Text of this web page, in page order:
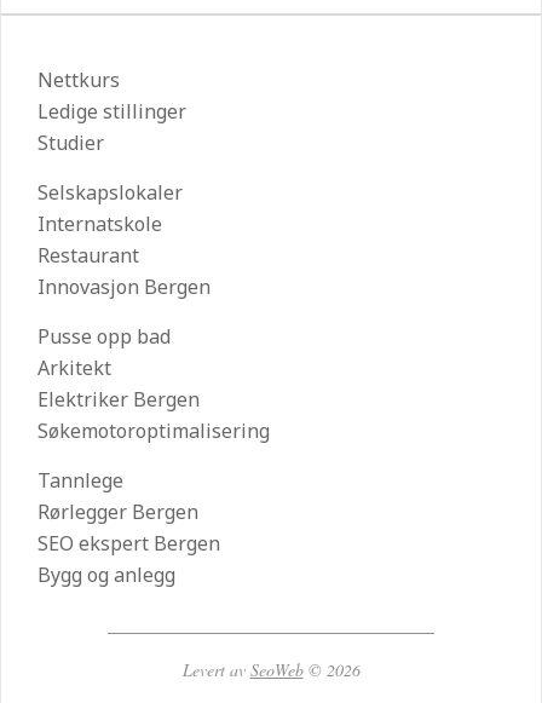
Nettkurs
Ledige stillinger
Studier
Selskapslokaler
Internatskole
Restaurant
Innovasjon Bergen
Pusse opp bad
Arkitekt
Elektriker Bergen
Søkemotoroptimalisering
Tannlege
Rørlegger Bergen
SEO ekspert Bergen
Bygg og anlegg
Levert av SeoWeb© 2026